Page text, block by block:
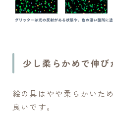
少し柔らかめで伸び
絵の具はやや柔らかいた
良いです。